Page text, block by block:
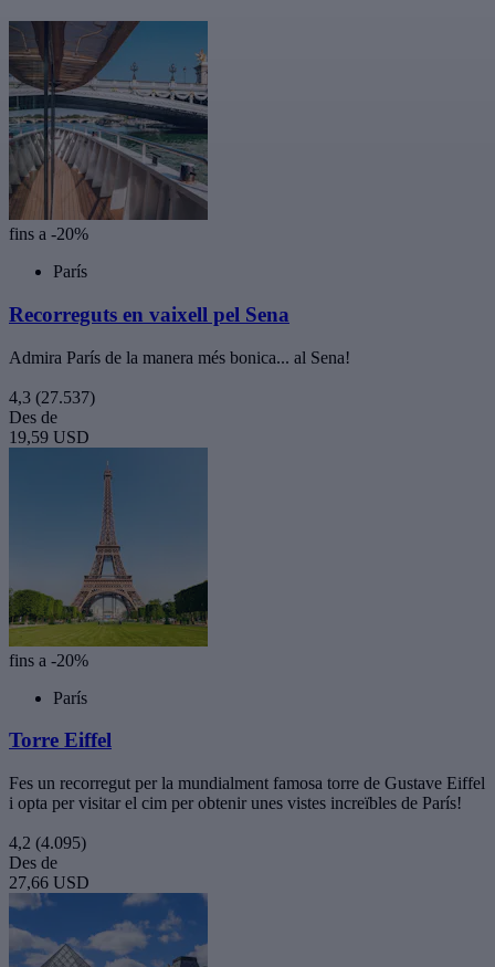
fins a -20%
París
Recorreguts en vaixell pel Sena
Admira París de la manera més bonica... al Sena!
4,3 (27.537)
Des de
19,59 USD
fins a -20%
París
Torre Eiffel
Fes un recorregut per la mundialment famosa torre de Gustave Eiffel
i opta per visitar el cim per obtenir unes vistes increïbles de París!
4,2 (4.095)
Des de
27,66 USD